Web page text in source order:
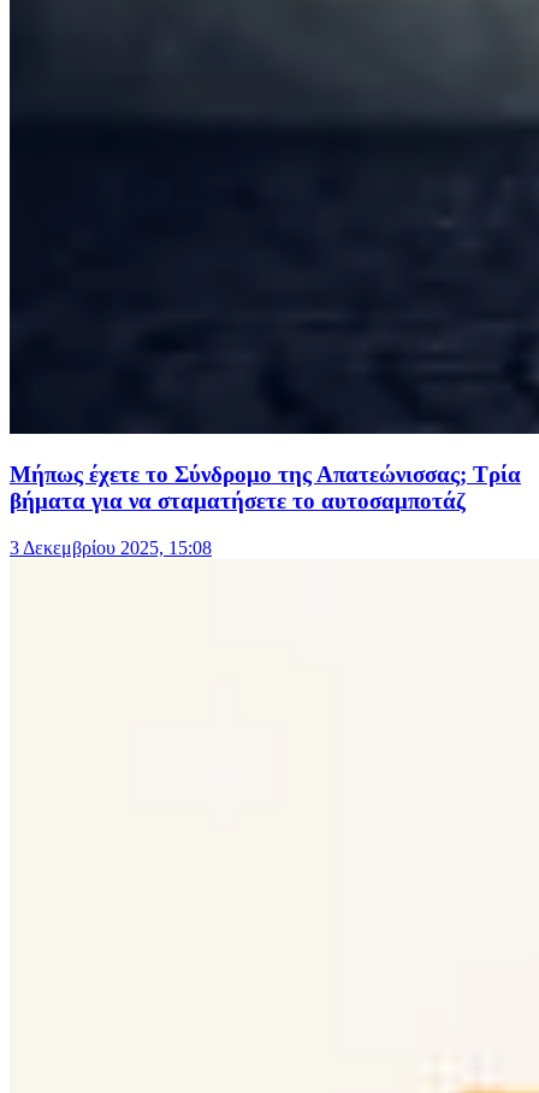
Μήπως έχετε το Σύνδρομο της Απατεώνισσας; Τρία
βήματα για να σταματήσετε το αυτοσαμποτάζ
3 Δεκεμβρίου 2025, 15:08